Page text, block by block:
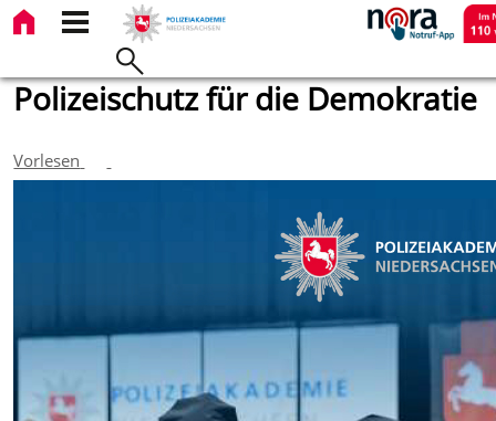
Polizeischutz für die Demokratie
Vorlesen